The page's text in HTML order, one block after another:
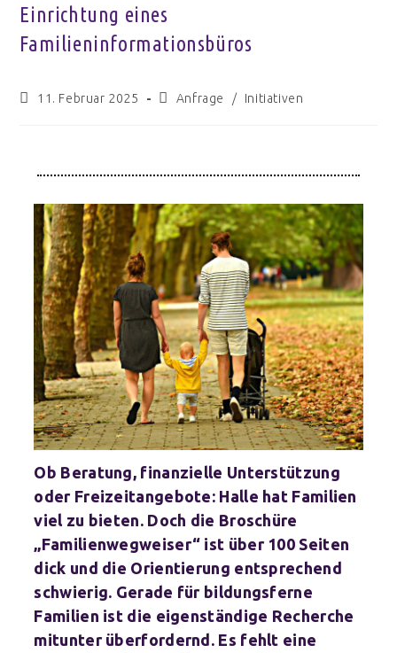
Einrichtung eines
Familieninformationsbüros
11. Februar 2025 Anfrage / Initiativen
Ob Beratung, finanzielle Unterstützung
oder Freizeitangebote: Halle hat Familien
viel zu bieten. Doch die Broschüre
„Familienwegweiser“ ist über 100 Seiten
dick und die Orientierung entsprechend
schwierig. Gerade für bildungsferne
Familien ist die eigenständige Recherche
mitunter überfordernd. Es fehlt eine